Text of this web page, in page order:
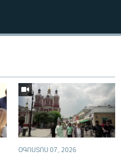
ՕԳՈՍՏՈՍ 07, 2026